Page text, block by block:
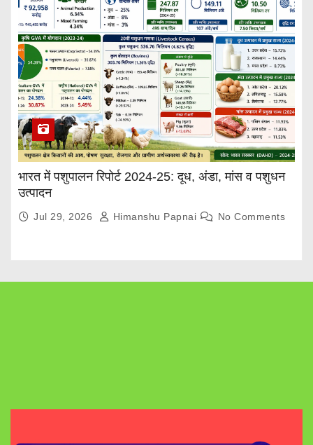
भारत में पशुपालन रिपोर्ट 2024-25: दूध, अंडा, मांस व पशुधन
उत्पादन
Jul 29, 2026 Himanshu Papnai No Comments